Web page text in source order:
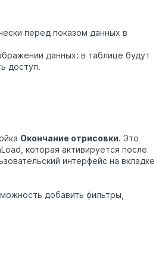
перед показом данных в
данных: в таблице будут
доступ.
Окончание отрисовки. Это
которая активируется после
интерфейс на вкладке
добавить фильтры,